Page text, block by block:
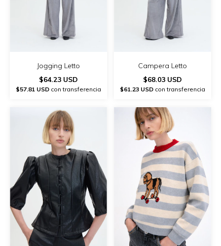
Jogging Letto
$64.23 USD
$57.81 USD con transferencia
Campera Letto
$68.03 USD
$61.23 USD con transferencia